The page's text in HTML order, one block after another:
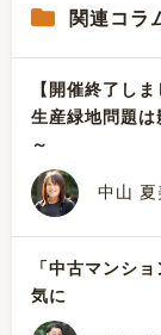
関連コラ
【開催終了し
生産緑地問題は
～
中山 夏
「中古マンシ
気に